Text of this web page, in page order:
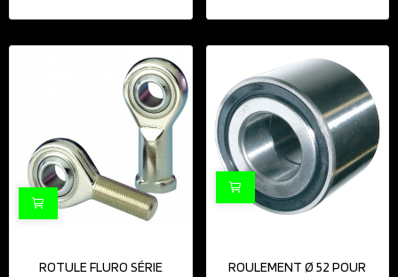
ROTULE FLURO SÉRIE
ROULEMENT Ø 52 POUR